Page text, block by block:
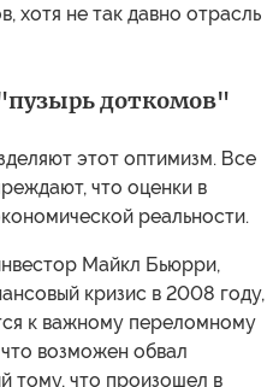
хотя не так давно отрасль
доткомов"
этот оптимизм. Все
что оценки в
реальности.
Майкл Бьюрри,
кризис в 2008 году,
к важному переломному
возможен обвал
тому, что произошел в